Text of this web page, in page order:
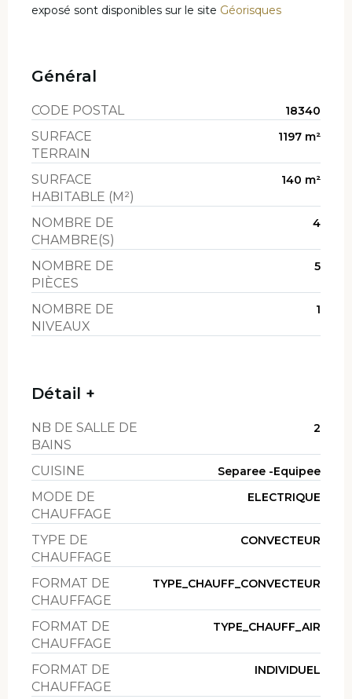
exposé sont disponibles sur le site Géorisques
Général
CODE POSTAL 18340
SURFACE
TERRAIN
1197 m²
SURFACE
HABITABLE (M²)
140 m²
NOMBRE DE
CHAMBRE(S)
4
NOMBRE DE
PIÈCES
5
NOMBRE DE
NIVEAUX
1
Détail +
NB DE SALLE DE
BAINS
2
CUISINE Separee -Equipee
MODE DE
CHAUFFAGE
ELECTRIQUE
TYPE DE
CHAUFFAGE
CONVECTEUR
FORMAT DE
CHAUFFAGE
TYPE_CHAUFF_CONVECTEUR
FORMAT DE
CHAUFFAGE
TYPE_CHAUFF_AIR
FORMAT DE
CHAUFFAGE
INDIVIDUEL